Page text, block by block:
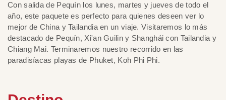
Con salida de Pequín los lunes, martes y jueves de todo el
año, este paquete es perfecto para quienes deseen ver lo
mejor de China y Tailandia en un viaje. Visitaremos lo más
destacado de Pequín, Xi'an Guilin y Shanghái con Tailandia y
Chiang Mai. Terminaremos nuestro recorrido en las
paradisíacas playas de Phuket, Koh Phi Phi.